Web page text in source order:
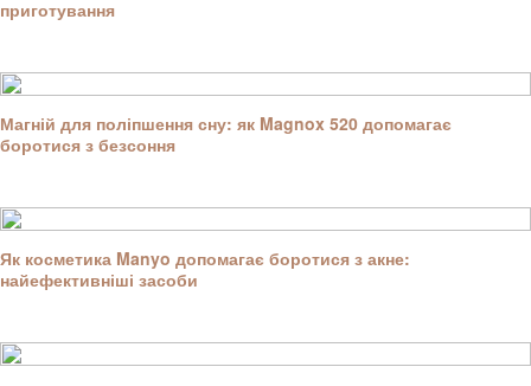
приготування
Магній для поліпшення сну: як Magnox 520 допомагає
боротися з безсоння
Як косметика Manyo допомагає боротися з акне:
найефективніші засоби